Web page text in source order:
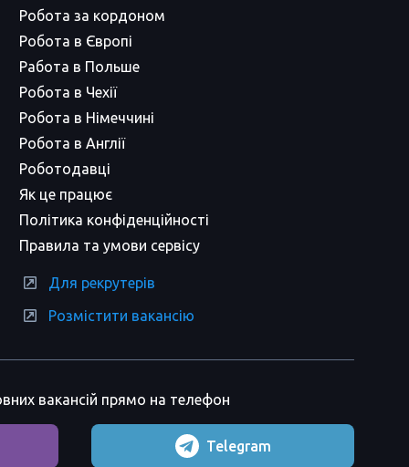
Робота за кордоном
Робота в Європі
Работа в Польше
Робота в Чехії
Робота в Німеччині
Робота в Англії
Роботодавці
Як це працює
Політика конфіденційності
Правила та умови сервісу
Для рекрутерів
Розмістити вакансію
вакансій прямо на телефон
Telegram